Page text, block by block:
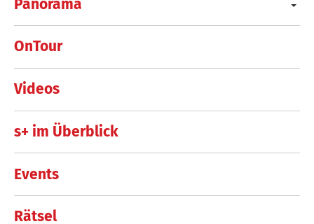
Panorama
OnTour
Videos
s+ im Überblick
Events
Rätsel